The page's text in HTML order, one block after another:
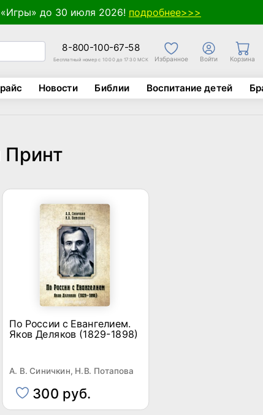
до 30 июля 2026! подробнее>>>
8-800-100-67-58
Бесплатный номер с 10:00 до 17:30 МСК Избранное Войти Корзина
Новости Библии Воспитание детей
Принт
По России с Евангелием.
Яков Деляков (1829-1898)
А. В. Синичкин, Н.В. Потапова
300 руб.